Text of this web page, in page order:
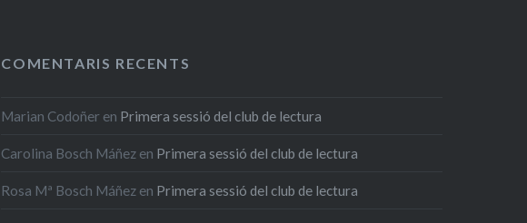
COMENTARIS RECENTS
Marian Codoñer en Primera sessió del club de lectura
Carolina Bosch Máñez en Primera sessió del club de lectura
Rosa Mª Bosch Máñez en Primera sessió del club de lectura